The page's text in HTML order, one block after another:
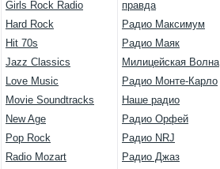
Girls Rock Radio
Hard Rock
Hit 70s
Jazz Classics
Love Music
Movie Soundtracks
New Age
Pop Rock
Radio Mozart
правда
Радио Максимум
Радио Маяк
Милицейская Волна
Радио Монте-Карло
Наше радио
Радио Орфей
Радио NRJ
Радио Джаз